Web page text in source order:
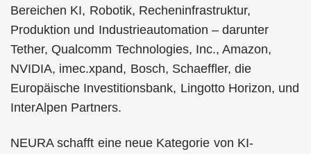
Bereichen KI, Robotik, Recheninfrastruktur,
Produktion und Industrieautomation – darunter
Tether, Qualcomm Technologies, Inc., Amazon,
NVIDIA, imec.xpand, Bosch, Schaeffler, die
Europäische Investitionsbank, Lingotto Horizon, und
InterAlpen Partners.
NEURA schafft eine neue Kategorie von KI-